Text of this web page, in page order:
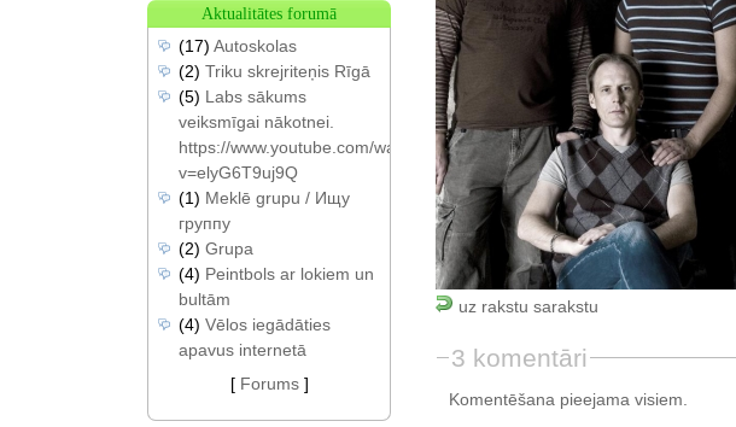
uz rakstu sarakstu
3 komentāri
Komentēšana pieejama visiem.
Aktualitātes forumā
(17) Autoskolas
(2) Triku skrejriteņis Rīgā
(5) Labs sākums
veiksmīgai nākotnei.
https://www.youtube.com/watch?
v=elyG6T9uj9Q
(1) Meklē grupu / Ищу
группу
(2) Grupa
(4) Peintbols ar lokiem un
bultām
(4) Vēlos iegādāties
apavus internetā
[ Forums]